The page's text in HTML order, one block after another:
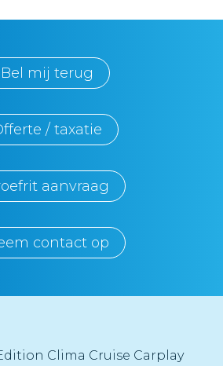
Bel mij terug
/ taxatie
aanvraag
contact op
Clima Cruise Carplay